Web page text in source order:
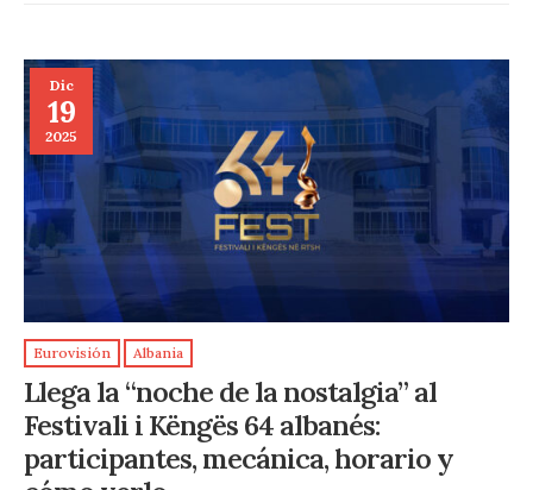
Dic
19
2025
Eurovisión Albania
Llega la “noche de la nostalgia” al
Festivali i Këngës 64 albanés:
participantes, mecánica, horario y